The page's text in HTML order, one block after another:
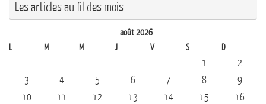
Les articles au fil des mois
août 2026
L
M M J V S D
1
2
3
4 5 6 7 8
9
10
11 12 13 14 15
16